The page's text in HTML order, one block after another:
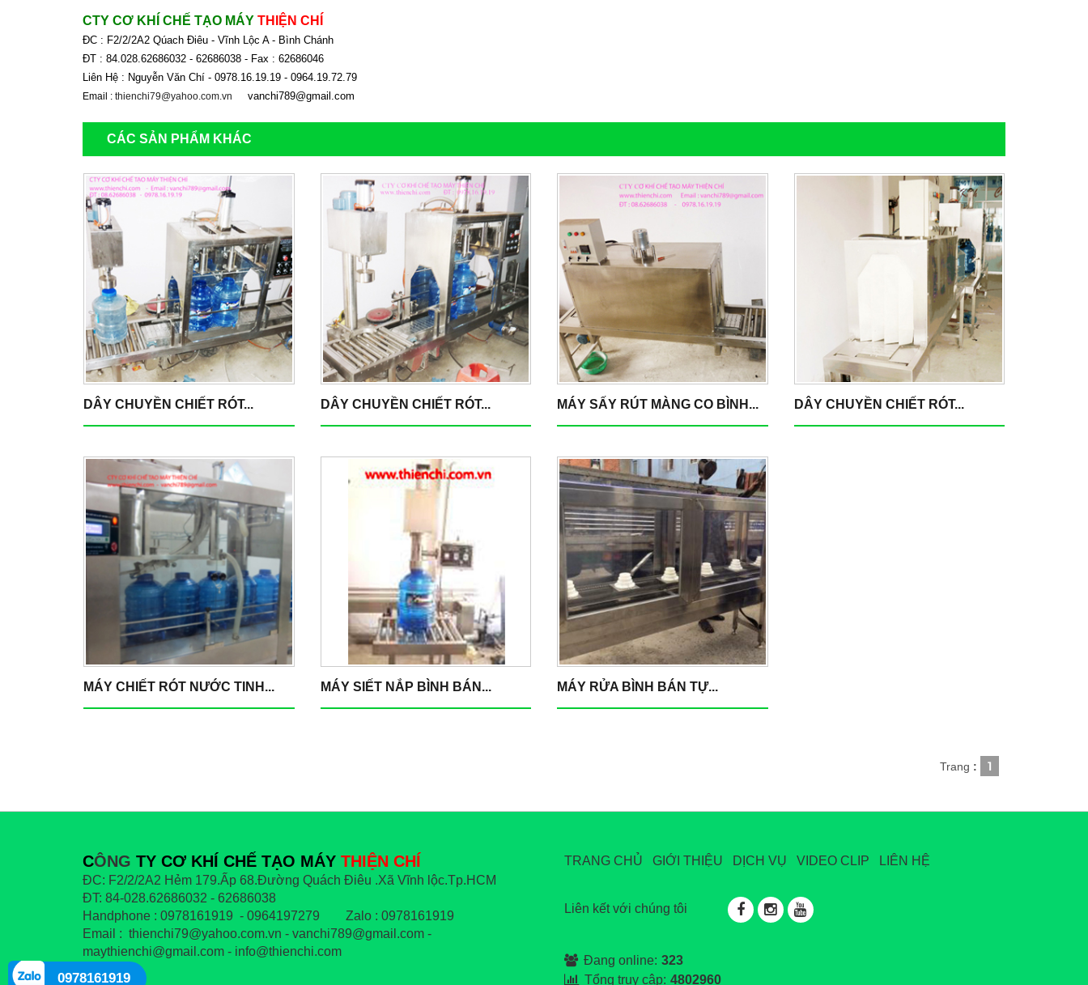
CTY CƠ KHÍ CHẾ TẠO MÁY THIỆN CHÍ
ĐC : F2/2/2A2 Qúach Điêu - Vĩnh Lộc A - Bình Chánh
ĐT : 84.028.62686032 - 62686038 - Fax : 62686046
Liên Hệ : Nguyễn Văn Chí - 0978.16.19.19 - 0964.19.72.79
Email : thienchi79@yahoo.com.vn vanchi789@gmail.com
CÁC SẢN PHẨM KHÁC
DÂY CHUYỀN CHIẾT RÓT... DÂY CHUYỀN CHIẾT RÓT... MÁY SẤY RÚT MÀNG CO BÌNH... DÂY CHUYỀN CHIẾT RÓT...
MÁY CHIẾT RÓT NƯỚC TINH... MÁY SIẾT NẮP BÌNH BÁN... MÁY RỬA BÌNH BÁN TỰ...
Trang : 1
CÔNG TY CƠ KHÍ CHẾ TẠO MÁY THIỆN CHÍ
ĐC: F2/2/2A2 Hẻm 179.Ấp 68.Đường Quách Điêu .Xã Vĩnh lộc.Tp.HCM
ĐT: 84-028.62686032 - 62686038
Handphone : 0978161919 - 0964197279 Zalo : 0978161919
Email : thienchi79@yahoo.com.vn - vanchi789@gmail.com -
maythienchi@gmail.com - info@thienchi.com
TRANG CHỦ GIỚI THIỆU DỊCH VỤ VIDEO CLIP LIÊN HỆ
Liên kết với chúng tôi
Đang online: 323
Tổng truy cập: 4802960
0978161919